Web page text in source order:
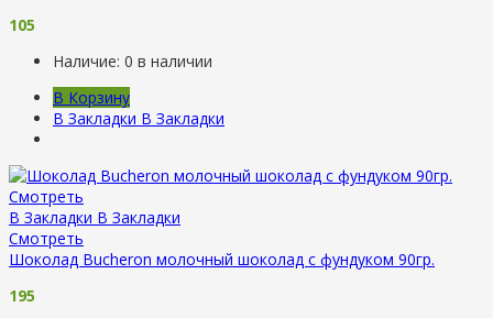
105
Наличие: 0 в наличии
В Корзину
В Закладки В Закладки
Смотреть
В Закладки В Закладки
Смотреть
Шоколад Bucheron молочный шоколад с фундуком 90гр.
195